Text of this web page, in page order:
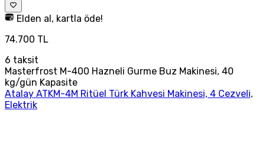
Elden al, kartla öde!
74.700 TL
6 taksit
Masterfrost M-400 Hazneli Gurme Buz Makinesi, 40
kg/gün Kapasite
Atalay ATKM-4M Ritüel Türk Kahvesi Makinesi, 4 Cezveli,
Elektrik